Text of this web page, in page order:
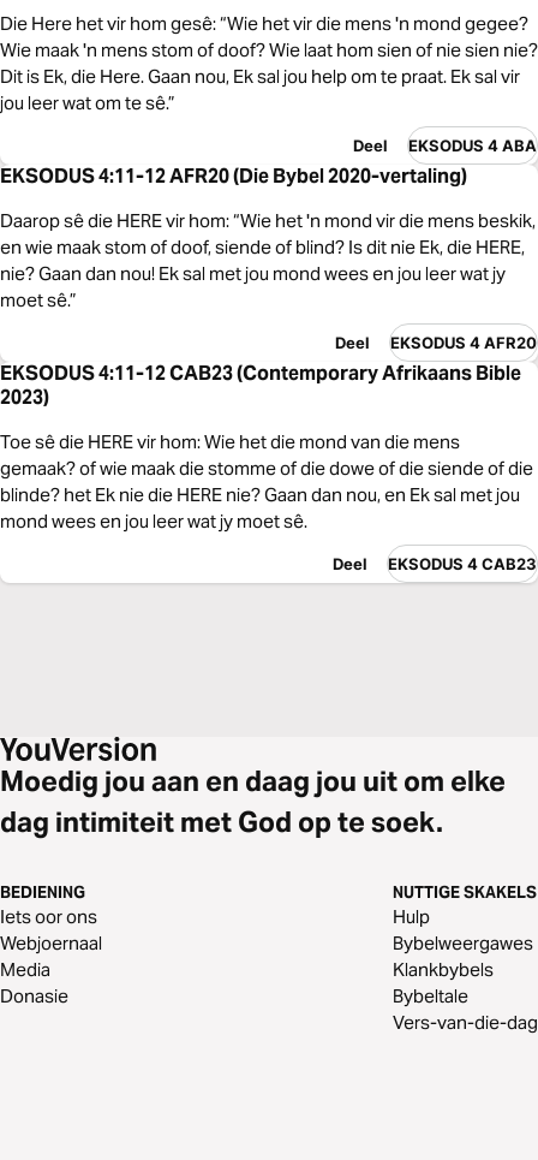
Die Here het vir hom gesê: “Wie het vir die mens 'n mond gegee?
Wie maak 'n mens stom of doof? Wie laat hom sien of nie sien nie?
Dit is Ek, die Here. Gaan nou, Ek sal jou help om te praat. Ek sal vir
jou leer wat om te sê.”
Deel EKSODUS 4 ABA
EKSODUS 4:11-12 AFR20 (Die Bybel 2020-vertaling)
Daarop sê die HERE vir hom: “Wie het 'n mond vir die mens beskik,
en wie maak stom of doof, siende of blind? Is dit nie Ek, die HERE,
nie? Gaan dan nou! Ek sal met jou mond wees en jou leer wat jy
moet sê.”
Deel EKSODUS 4 AFR20
EKSODUS 4:11-12 CAB23 (Contemporary Afrikaans Bible
2023)
Toe sê die HERE vir hom: Wie het die mond van die mens
gemaak? of wie maak die stomme of die dowe of die siende of die
blinde? het Ek nie die HERE nie? Gaan dan nou, en Ek sal met jou
mond wees en jou leer wat jy moet sê.
Deel EKSODUS 4 CAB23
Moedig jou aan en daag jou uit om elke
dag intimiteit met God op te soek.
BEDIENING
Iets oor ons
Webjoernaal
Media
Donasie
NUTTIGE SKAKELS
Hulp
Bybelweergawes
Klankbybels
Bybeltale
Vers-van-die-dag